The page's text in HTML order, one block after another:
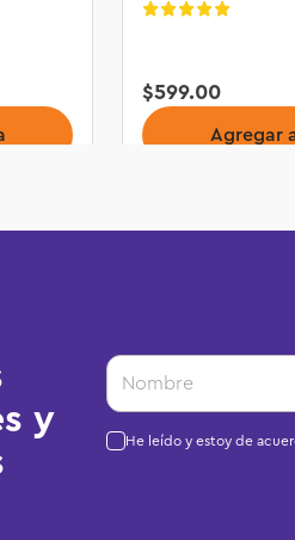
$599.00
Agregar
y
He leído y estoy de